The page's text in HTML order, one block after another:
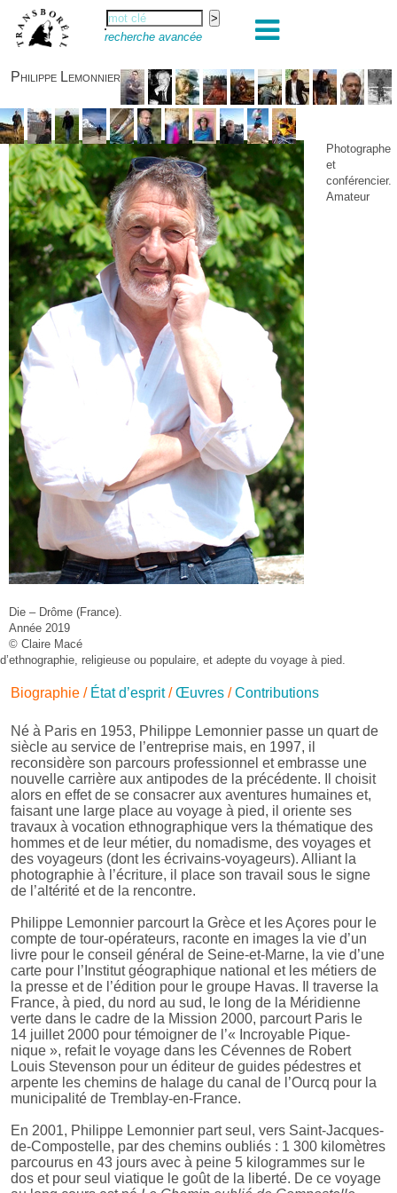
recherche avancée
Philippe Lemonnier
Die – Drôme (France).
Année 2019
© Claire Macé
Photographe
et
conférencier.
Amateur
d’ethnographie, religieuse ou populaire, et adepte du voyage à pied.
Biographie / État d’esprit/Œuvres /Contributions
Né à Paris en 1953, Philippe Lemonnier passe un quart de
siècle au service de l’entreprise mais, en 1997, il
reconsidère son parcours professionnel et embrasse une
nouvelle carrière aux antipodes de la précédente. Il choisit
alors en effet de se consacrer aux aventures humaines et,
faisant une large place au voyage à pied, il oriente ses
travaux à vocation ethnographique vers la thématique des
hommes et de leur métier, du nomadisme, des voyages et
des voyageurs (dont les écrivains-voyageurs). Alliant la
photographie à l’écriture, il place son travail sous le signe
de l’altérité et de la rencontre.
Philippe Lemonnier parcourt la Grèce et les Açores pour le
compte de tour-opérateurs, raconte en images la vie d’un
livre pour le conseil général de Seine-et-Marne, la vie d’une
carte pour l’Institut géographique national et les métiers de
la presse et de l’édition pour le groupe Havas. Il traverse la
France, à pied, du nord au sud, le long de la Méridienne
verte dans le cadre de la Mission 2000, parcourt Paris le
14 juillet 2000 pour témoigner de l’« Incroyable Pique-
nique », refait le voyage dans les Cévennes de Robert
Louis Stevenson pour un éditeur de guides pédestres et
arpente les chemins de halage du canal de l’Ourcq pour la
municipalité de Tremblay-en-France.
En 2001, Philippe Lemonnier part seul, vers Saint-Jacques-
de-Compostelle, par des chemins oubliés : 1 300 kilomètres
parcourus en 43 jours avec à peine 5 kilogrammes sur le
dos et pour seul viatique le goût de la liberté. De ce voyage